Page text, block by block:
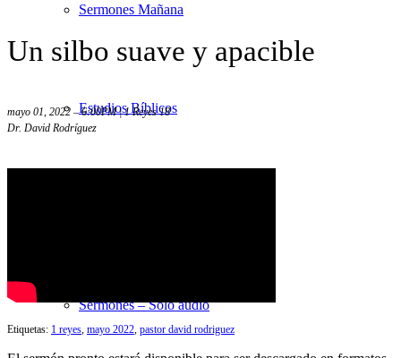
Sermones Mañana
Estudios Bíblicos
Sermones – Solo audio
Un silbo suave y apacible
mayo 01, 2022 – 6:00PM | 1 Reyes 18
Dr. David Rodríguez
Etiquetas: 1 reyes mayo 2022 pastor david rodriguez